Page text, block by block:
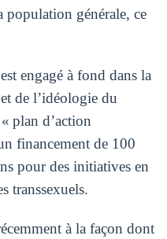
population générale, ce
engagé à fond dans la
de l’idéologie du
plan d’action
financement de 100
pour des initiatives en
transsexuels.
à la façon dont